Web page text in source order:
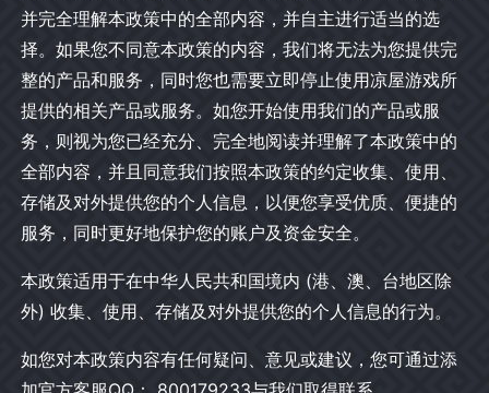
并完全理解本政策中的全部内容，并自主进行适当的选
择。如果您不同意本政策的内容，我们将无法为您提供完
整的产品和服务，同时您也需要立即停止使用凉屋游戏所
提供的相关产品或服务。如您开始使用我们的产品或服
务，则视为您已经充分、完全地阅读并理解了本政策中的
全部内容，并且同意我们按照本政策的约定收集、使用、
存储及对外提供您的个人信息，以便您享受优质、便捷的
服务，同时更好地保护您的账户及资金安全。
本政策适用于在中华人民共和国境内 (港、澳、台地区除
外) 收集、使用、存储及对外提供您的个人信息的行为。
如您对本政策内容有任何疑问、意见或建议，您可通过添